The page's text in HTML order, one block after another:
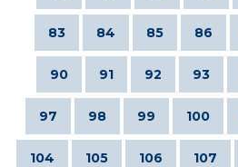
83 84 85 86
90 91 92 93
97 98 99 100
104 105 106 107